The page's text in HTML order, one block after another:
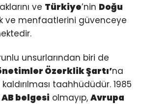
ve Türkiye’nin Doğu
ve menfaatlerini güvenceye
unsurlarından biri de
Özerklik Şartı’na
taahhüdüdür. 1985
AB belgesi olmayıp, Avrupa